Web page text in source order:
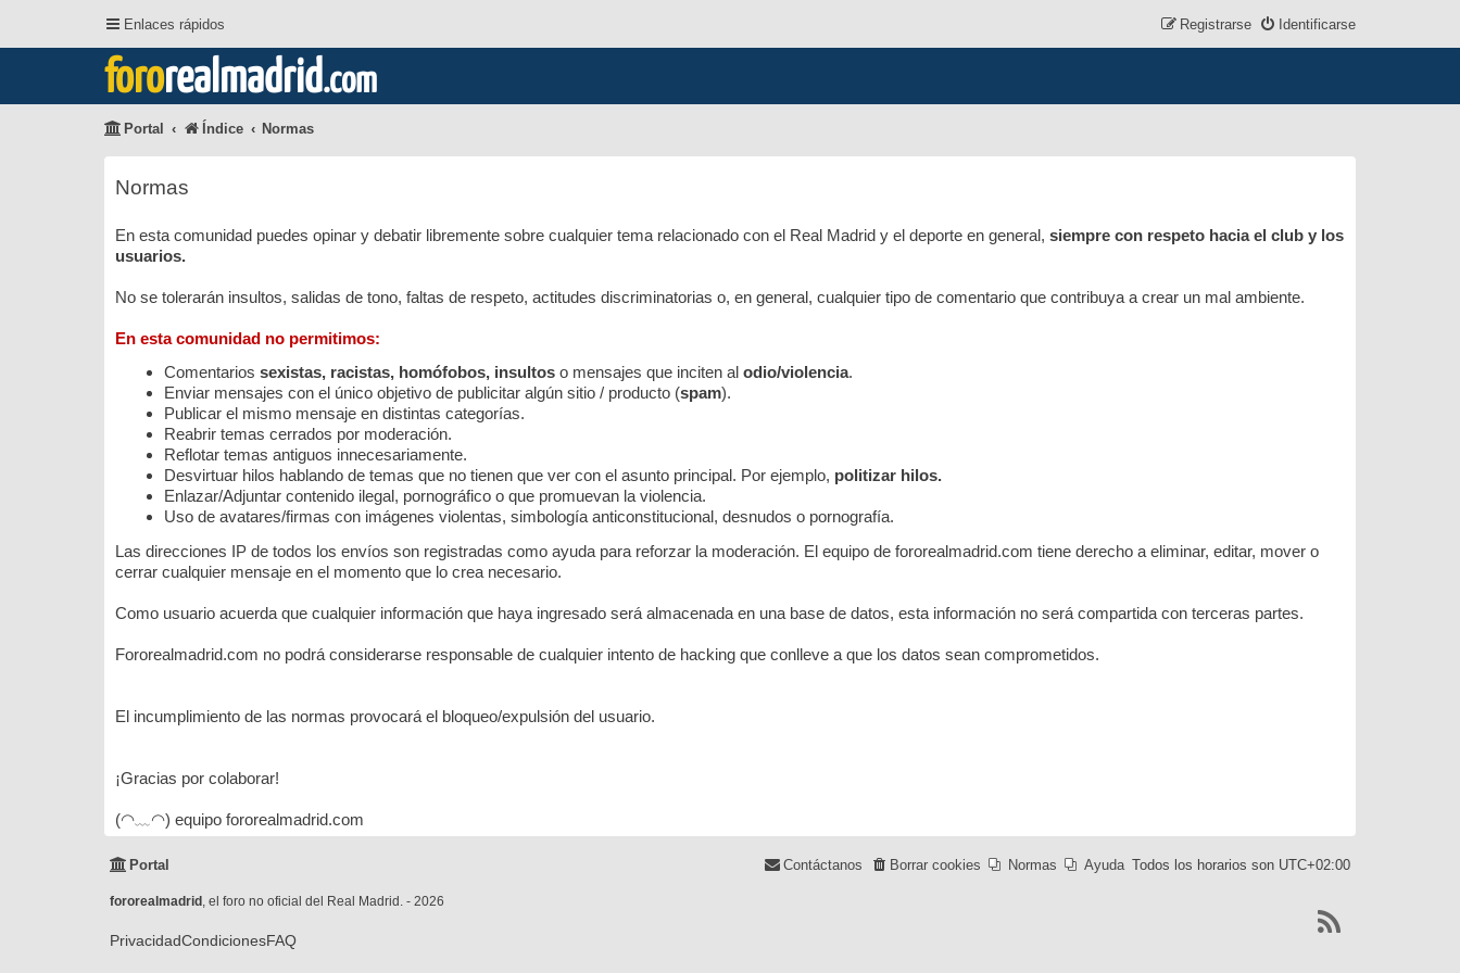
Enlaces rápidos Identificarse
Registrarse
fororealmadrid.com
Portal Índice Normas
Normas
En esta comunidad puedes opinar y debatir libremente sobre cualquier tema relacionado con el Real Madrid y el deporte en general, siempre con respeto hacia el club y los
usuarios.
No se tolerarán insultos, salidas de tono, faltas de respeto, actitudes discriminatorias o, en general, cualquier tipo de comentario que contribuya a crear un mal ambiente.
En esta comunidad no permitimos:
Comentarios sexistas, racistas, homófobos, insultos o mensajes que inciten al odio/violencia.
Enviar mensajes con el único objetivo de publicitar algún sitio / producto (spam).
Publicar el mismo mensaje en distintas categorías.
Reabrir temas cerrados por moderación.
Reflotar temas antiguos innecesariamente.
Desvirtuar hilos hablando de temas que no tienen que ver con el asunto principal. Por ejemplo, politizar hilos.
Enlazar/Adjuntar contenido ilegal, pornográfico o que promuevan la violencia.
Uso de avatares/firmas con imágenes violentas, simbología anticonstitucional, desnudos o pornografía.
Las direcciones IP de todos los envíos son registradas como ayuda para reforzar la moderación. El equipo de fororealmadrid.com tiene derecho a eliminar, editar, mover o
cerrar cualquier mensaje en el momento que lo crea necesario.
Como usuario acuerda que cualquier información que haya ingresado será almacenada en una base de datos, esta información no será compartida con terceras partes.
Fororealmadrid.com no podrá considerarse responsable de cualquier intento de hacking que conlleve a que los datos sean comprometidos.
El incumplimiento de las normas provocará el bloqueo/expulsión del usuario.
¡Gracias por colaborar!
(◠﹏◠) equipo fororealmadrid.com
Portal Todos los horarios son UTC+02:00
Ayuda
Normas
Borrar cookies
Contáctanos
fororealmadrid , el foro no oficial del Real Madrid. - 2026
PrivacidadCondicionesFAQ